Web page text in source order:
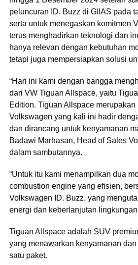
peluncuran ID. Buzz di GIIAS pada
serta untuk menegaskan komitmen
terus menghadirkan teknologi dan
hanya relevan dengan kebutuhan
tetapi juga mempersiapkan solusi
“Hari ini kami dengan bangga
dari VW Tiguan Allspace, yaitu
Edition. Tiguan Allspace
Volkswagen yang kali ini hadir
dan dirancang untuk kenyamanan
Badawi Marhasan, Head of Sales
dalam sambutannya.
“Untuk itu kami menampilkan dua
combustion engine yang efisien,
Volkswagen ID. Buzz, yang
energi dan keberlanjutan
Tiguan Allspace adalah SUV
yang menawarkan kenyamanan
satu paket.